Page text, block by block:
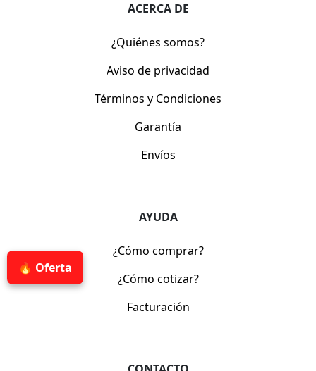
🔥 Oferta
ACERCA DE
¿Quiénes somos?
Aviso de privacidad
Términos y Condiciones
Garantía
Envíos
AYUDA
¿Cómo comprar?
¿Cómo cotizar?
Facturación